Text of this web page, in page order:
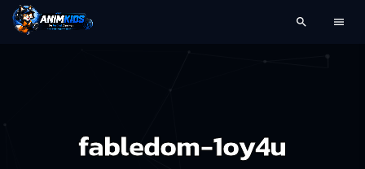
search menu
fabledom-1oy4u